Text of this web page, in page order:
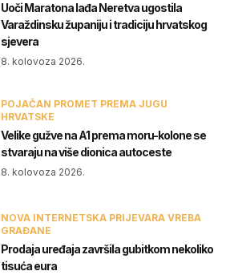
Uoči Maratona lađa Neretva ugostila
Varaždinsku županiju i tradiciju hrvatskog
sjevera
8. kolovoza 2026.
POJAČAN PROMET PREMA JUGU
HRVATSKE
Velike gužve na A1 prema moru-kolone se
stvaraju na više dionica autoceste
8. kolovoza 2026.
NOVA INTERNETSKA PRIJEVARA VREBA
GRAĐANE
Prodaja uređaja završila gubitkom nekoliko
tisuća eura